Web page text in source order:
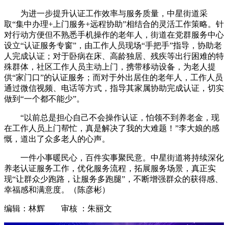
为进一步提升认证工作效率与服务质量，中星街道采
取“集中办理+上门服务+远程协助”相结合的灵活工作策略。针
对行动方便但不熟悉手机操作的老年人，街道在党群服务中心
设立“认证服务专窗”，由工作人员现场“手把手”指导，协助老
人完成认证；对于卧病在床、高龄独居、残疾等出行困难的特
殊群体，社区工作人员主动上门，携带移动设备，为老人提
供“家门口”的认证服务；而对于外出居住的老年人，工作人员
通过微信视频、电话等方式，指导其家属协助完成认证，切实
做到“一个都不能少”。
“以前总是担心自己不会操作认证，怕领不到养老金，现
在工作人员上门帮忙，真是解决了我的大难题！”李大娘的感
慨，道出了众多老人的心声。
一件小事暖民心，百件实事聚民意。中星街道将持续深化
养老认证服务工作，优化服务流程，拓展服务场景，真正实
现“让群众少跑路，让服务多跑腿”，不断增强群众的获得感、
幸福感和满意度。（陈彦彬）
编辑：林辉 审核 ：朱丽文